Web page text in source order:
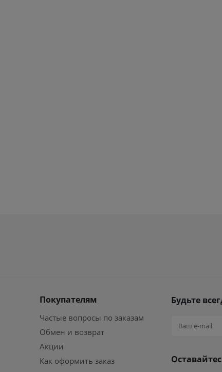
Покупателям
Частые вопросы по заказам
Обмен и возврат
Акции
Как оформить заказ
Будьте